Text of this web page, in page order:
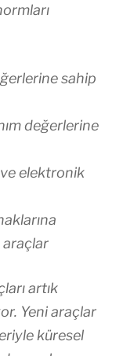
sahip
değerlerine
elektronik
araçlar
artık
Yeni araçlar
küresel